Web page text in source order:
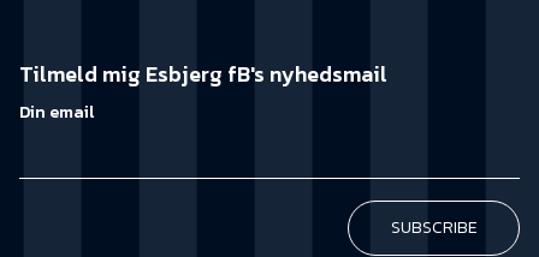
Tilmeld mig Esbjerg fB's nyhedsmail
Din email